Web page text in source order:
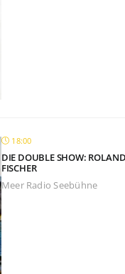
18:00
DIE DOUBLE SHOW:
FISCHER
Meer Radio Seebühne